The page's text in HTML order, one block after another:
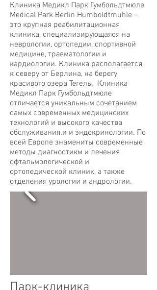
Клиника Медикл Парк Гумбольдтмюле
Medical Park Berlin Humboldtmuhle –
это крупная реабилитационная
клиника, специализирующаяся на
неврологии, ортопедии, спортивной
медицине, травматологии и
кардиологии. Клиника располагается
к северу от Берлина, на берегу
красивого озера Тегель. Клиника
Медикл Парк Гумбольдтмюле
отличается уникальным сочетанием
самых современных медицинских
технологий и высокого качества
обслуживания.и и эндокринологии. По
всей Европе знамениты современные
методы диагностикм и лечения
офтальмологической и
ортопедической клиник, а также
отделения урологии и андрологии.